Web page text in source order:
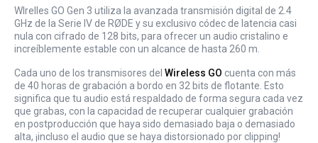
WIrelles GO Gen 3 utiliza la avanzada transmisión digital de 2.4
GHz de la Serie IV de RØDE y su exclusivo códec de latencia casi
nula con cifrado de 128 bits, para ofrecer un audio cristalino e
increíblemente estable con un alcance de hasta 260 m.
Cada uno de los transmisores del Wireless GO cuenta con más
de 40 horas de grabación a bordo en 32 bits de flotante. Esto
significa que tu audio está respaldado de forma segura cada vez
que grabas, con la capacidad de recuperar cualquier grabación
en postproducción que haya sido demasiado baja o demasiado
alta, ¡incluso el audio que se haya distorsionado por clipping!